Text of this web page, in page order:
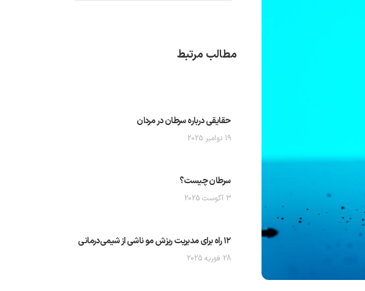
مطالب مرتبط
حقایقی درباره سرطان در مردان
19 نوامبر 2025
سرطان چیست؟
3 آگوست 2025
۱۲ راه برای مدیریت ریزش مو ناشی از شیمی‌درمانی
28 فوریه 2025